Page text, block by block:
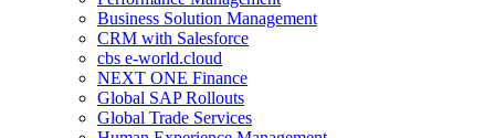
Business Solution Management
CRM with Salesforce
cbs e-world.cloud
NEXT ONE Finance
Global SAP Rollouts
Global Trade Services